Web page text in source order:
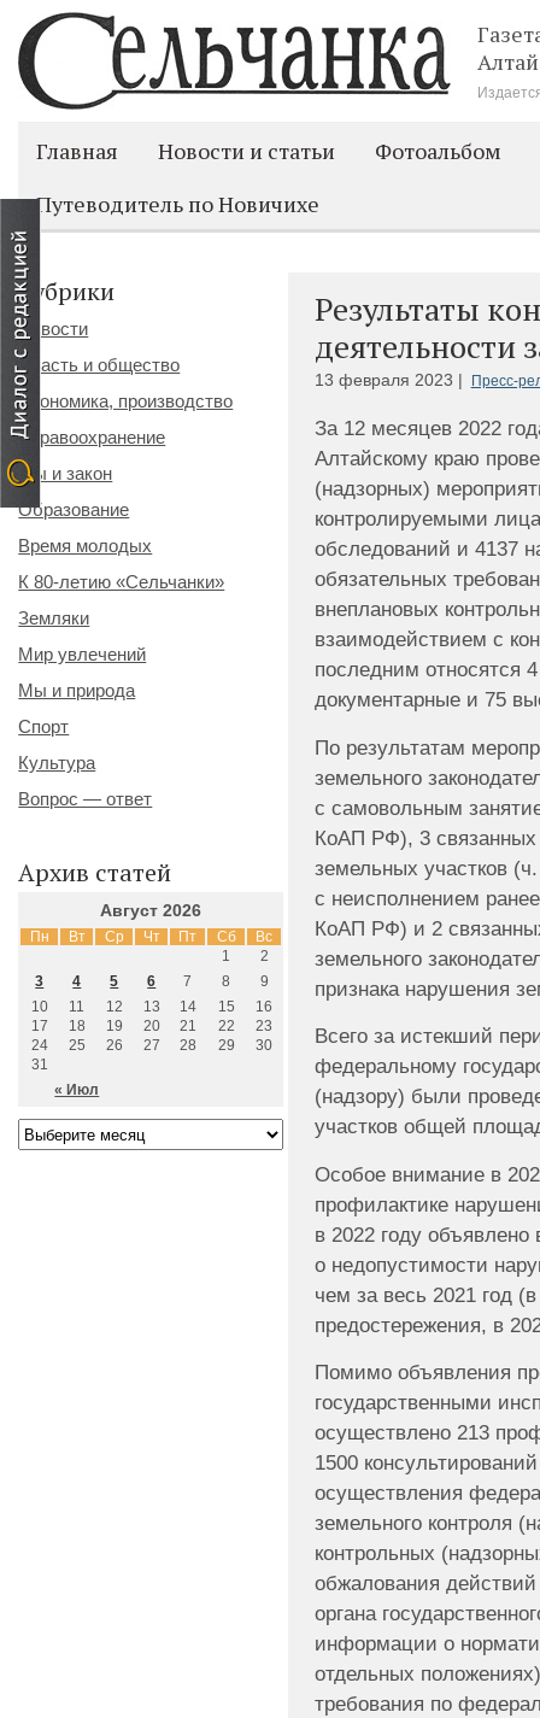
Главная Новости и статьи
Фотоальбом
Путеводитель по Новичихе
Результаты
деятельности
13 февраля 2023 | Пресс-
За 12 месяцев 2022
Алтайскому краю
(надзорных)
контролируемыми
обследований и 4137
обязательных
внеплановых
взаимодействием с
последним относятся
документарные и 75
По результатам
земельного
с самовольным
КоАП РФ), 3
земельных участков
с неисполнением
КоАП РФ) и 2
земельного
признака нарушения
Всего за истекший
федеральному
(надзору) были
участков общей
Особое внимание в
профилактике
в 2022 году
о недопустимости
чем за весь 2021 год
предостережения, в
Помимо объявления
государственными
осуществлено 213
1500
осуществления
земельного контроля
контрольных
обжалования
органа
информации о
отдельных
требования по
Рубрики
Новости
Власть и общество
Экономика, производство
Здравоохранение
Мы и закон
Образование
Время молодых
К 80-летию «Сельчанки»
Земляки
Мир увлечений
Мы и природа
Спорт
Культура
Вопрос — ответ
Архив статей
Август 2026
Пн Вт Ср Чт Пт Сб Вс
« Июл
1
2
3
4 5 6 7 8
9
10
11 12 13 14 15
16
17
18 19 20 21 22
23
24
25 26 27 28 29
30
31